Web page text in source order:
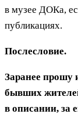
в музее ДОКа,
публикациях.
Послесловие.
Заранее прошу
бывших
в описании, за